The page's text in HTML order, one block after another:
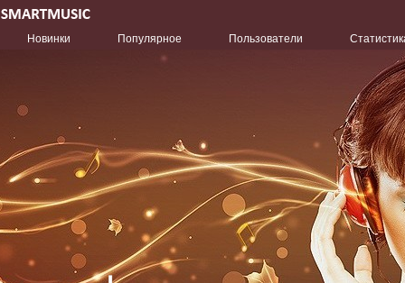
Новинки Популярное Пользователи